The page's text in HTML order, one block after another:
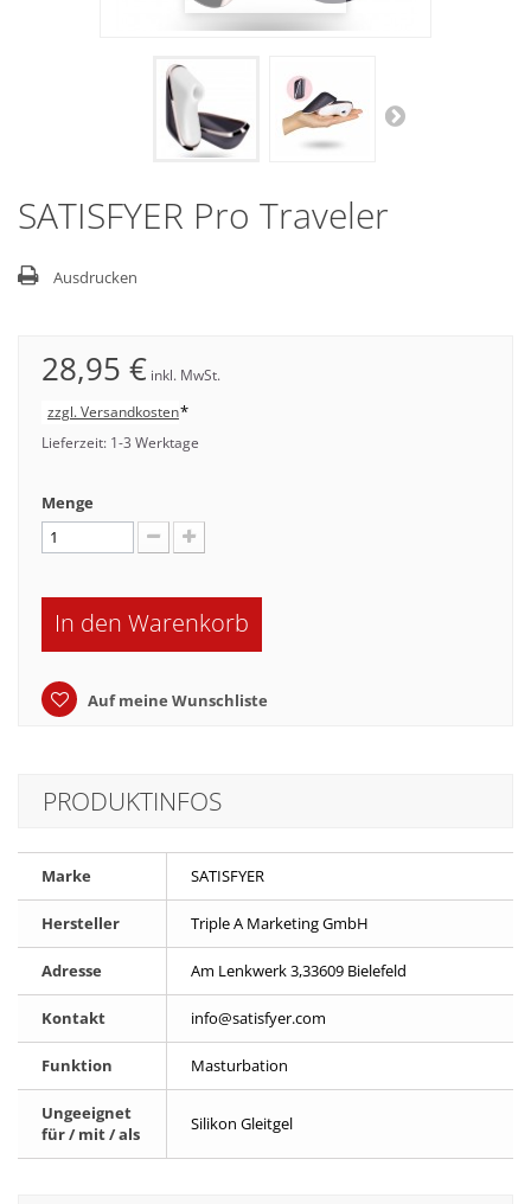
SATISFYER Pro Traveler
Ausdrucken
28,95 € inkl. MwSt.
zzgl. Versandkosten*
Lieferzeit: 1-3 Werktage
Menge
In den Warenkorb
Auf meine Wunschliste
PRODUKTINFOS
Marke SATISFYER
Hersteller Triple A Marketing GmbH
Adresse Am Lenkwerk 3,33609 Bielefeld
Kontakt info@satisfyer.com
Funktion Masturbation
Ungeeignet
für / mit / als
Silikon Gleitgel